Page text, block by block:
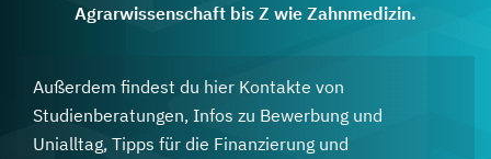
Agrarwissenschaft bis Z wie Zahnmedizin.
Außerdem findest du hier Kontakte von
Studienberatungen, Infos zu Bewerbung und
Unialltag, Tipps für die Finanzierung und